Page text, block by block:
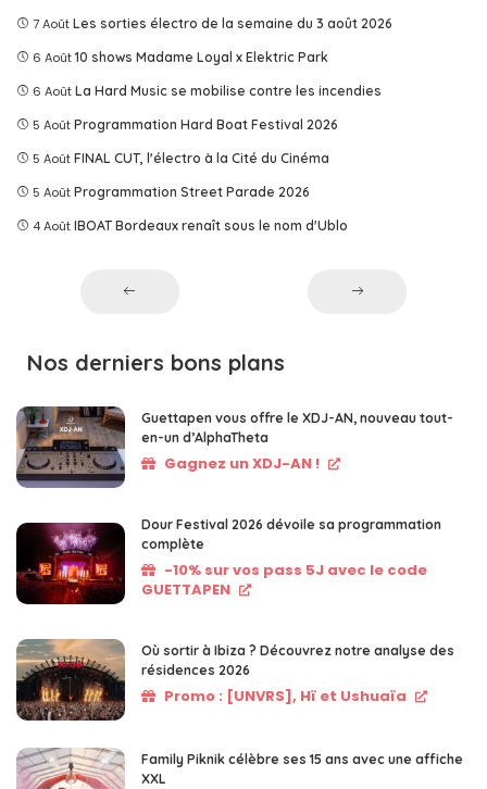
7 Août Les sorties électro de la semaine du 3 août 2026
6 Août 10 shows Madame Loyal x Elektric Park
6 Août La Hard Music se mobilise contre les incendies
5 Août Programmation Hard Boat Festival 2026
5 Août FINAL CUT, l'électro à la Cité du Cinéma
5 Août Programmation Street Parade 2026
4 Août IBOAT Bordeaux renaît sous le nom d'Ublo
Nos derniers bons plans
Guettapen vous offre le XDJ-AN, nouveau tout-
en-un d’AlphaTheta
Gagnez un XDJ-AN !
Dour Festival 2026 dévoile sa programmation
complète
-10% sur vos pass 5J avec le code
GUETTAPEN
Où sortir à Ibiza ? Découvrez notre analyse des
résidences 2026
Promo : [UNVRS], Hï et Ushuaïa
Family Piknik célèbre ses 15 ans avec une affiche
XXL